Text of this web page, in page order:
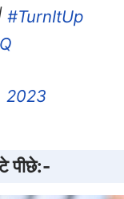
#TurnItUp
2023
पीछे:-